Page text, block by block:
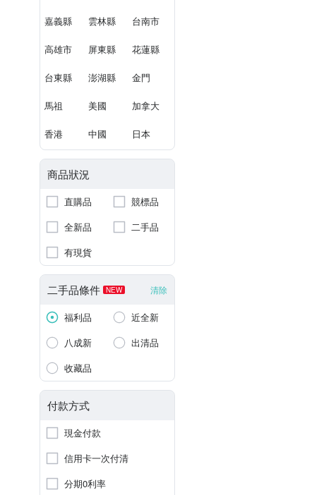
嘉義縣 雲林縣 台南市
高雄市 屏東縣 花蓮縣
台東縣 澎湖縣 金門
馬祖 美國 加拿大
香港 中國 日本
商品狀況
直購品
競標品
全新品
二手品
有現貨
二手品條件 NEW 清除
福利品
近全新
八成新
出清品
收藏品
付款方式
現金付款
信用卡一次付清
分期0利率